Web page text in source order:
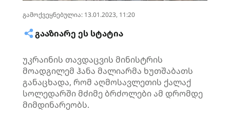
გამოქვეყნებულია: 13.01.2023, 11:20
ᲒᲐᲐᲖᲘᲐᲠᲔ ᲔᲡ ᲡᲢᲐᲢᲘᲐ
უკრაინის თავდაცვის მინისტრის
მოადგილემ ჰანა მალიარმა ხუთშაბათს
განაცხადა, რომ აღმოსავლეთის ქალაქ
სოლედარში მძიმე ბრძოლები ამ დრომდე
მიმდინარეობს.